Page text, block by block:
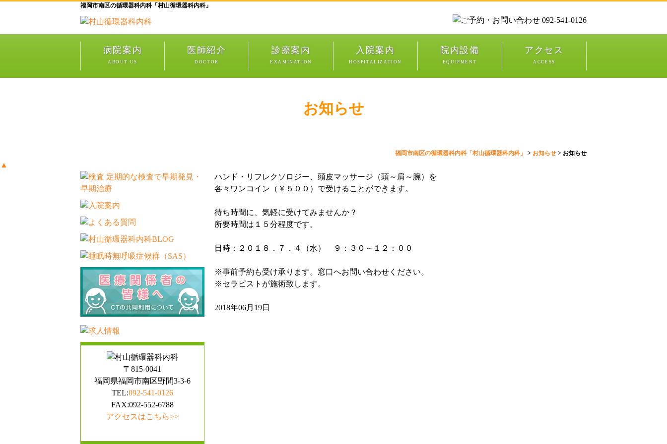
福岡市南区の循環器科内科「村山循環器科内科」
病院案内
ABOUT US
医師紹介
DOCTOR
診療案内
EXAMINATION
入院案内
HOSPITALIZATION
院内設備
EQUIPMENT
アクセス
ACCESS
お知らせ
福岡市南区の循環器科内科「村山循環器科内科」 > お知らせ > お知らせ
▲
ハンド・リフレクソロジー、頭皮マッサージ（頭～肩～腕）を
各々ワンコイン（￥５００）で受けることができます。
待ち時間に、気軽に受けてみませんか？
所要時間は１５分程度です。
日時：２０１８．７．４（水） ９：３０～１２：００
※事前予約も受け承ります。窓口へお問い合わせください。
※セラピストが施術致します。
2018年06月19日
〒815-0041
福岡県福岡市南区野間3-3-6
TEL:092-541-0126
FAX:092-552-6788
アクセスはこちら>>